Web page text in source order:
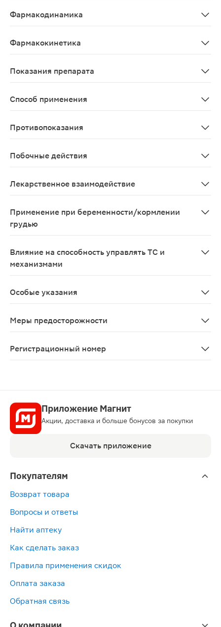
Фармакодинамика
Фармакокинетика
Показания препарата
Способ применения
Противопоказания
Побочные действия
Лекарственное взаимодействие
Применение при беременности/кормлении
грудью
Влияние на способность управлять ТС и
механизмами
Особые указания
Меры предосторожности
Регистрационный номер
Приложение Магнит
Акции, доставка и больше бонусов за покупки
Скачать приложение
Покупателям
Возврат товара
Вопросы и ответы
Найти аптеку
Как сделать заказ
Правила применения скидок
Оплата заказа
Обратная связь